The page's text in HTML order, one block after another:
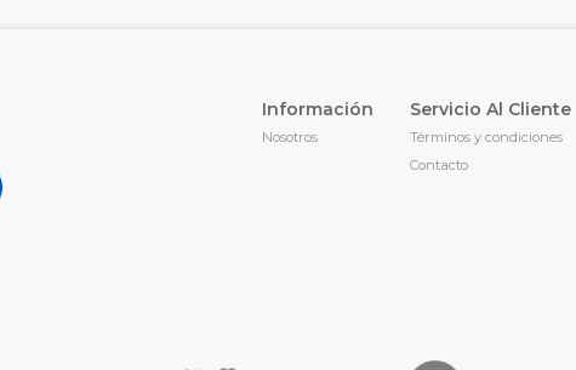
Información
Nosotros
Servicio Al Cliente
Términos y condiciones
Contacto